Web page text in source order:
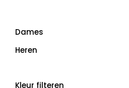
Dames
Heren
Kleur filteren